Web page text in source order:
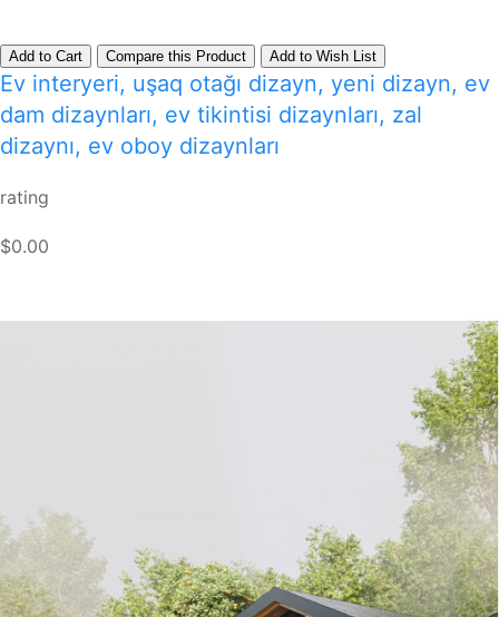
Add to Cart Compare this Product Add to Wish List
Ev interyeri, uşaq otağı dizayn, yeni dizayn, ev
dam dizaynları, ev tikintisi dizaynları, zal
dizaynı, ev oboy dizaynları
rating
$0.00